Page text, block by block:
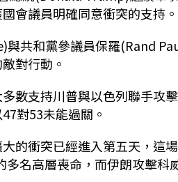
會議員明確同意衝突的支持。
共和黨參議員保羅(Rand
對行動。
數支持川普與以色列聯手攻
對53未能過關。
的衝突已經進入第五天，這
名高層喪命，而伊朗攻擊科